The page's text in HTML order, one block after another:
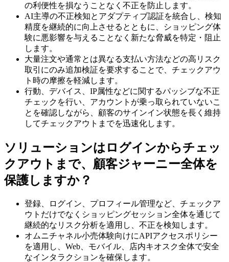
の利便性を損なうことなく不正を防止します。
AI主導の不正検知とアダプティブ認証を統合し、検知
精度を継続的に向上させるとともに、ショッピング体
験に悪影響を与えることなく新たな脅威を特定・阻止
します。
大量注文や通常とは異なる支払い方法などの高リスク
取引にのみ追加検証を要求することで、チェックアウ
ト時の摩擦を軽減します。
行動、デバイス、IP属性などに関するパッシブな不正
チェックを行い、アカウントが乗っ取られていないこ
とを確認しながら、顧客のサインイン状態を長く維持
してチェックアウトまでを迅速化します。
ソリューションはログインからチェッ
クアウトまで、顧客ジャーニー全体を
保護しますか？
登録、ログイン、プロフィール管理など、チェックア
ウトだけでなくショッピングセッション全体を通じて
継続的なリスク分析を適用し、不正を検知します。
オムニチャネル小売体験向けにAPIアクセスポリシー
を適用し、Web、モバイル、店内キオスク全体で安全
なインタラクションを確保します。